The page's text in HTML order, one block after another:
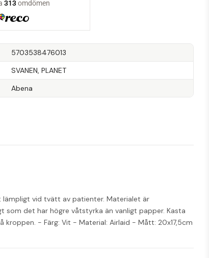
5703538476013
SVANEN, PLANET
Abena
vid tvätt av patienter. Materialet är
det har högre våtstyrka än vanligt papper. Kasta
- Färg: Vit - Material: Airlaid - Mått: 20x17,5cm